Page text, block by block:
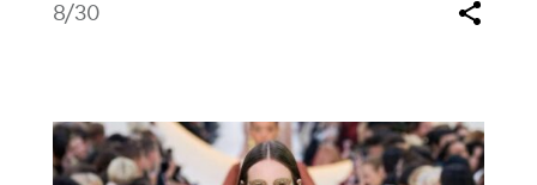
8/30